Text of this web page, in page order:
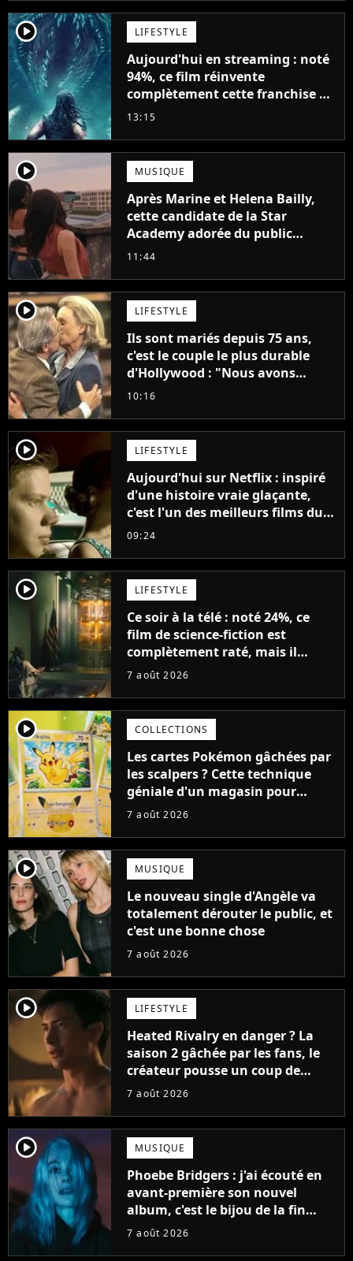
player2 LIFESTYLE
Aujourd'hui en streaming : noté
94%, ce film réinvente
complètement cette franchise de
science-fiction vieille de 40 ans
13:15
player2 MUSIQUE
Après Marine et Helena Bailly,
cette candidate de la Star
Academy adorée du public
annonce son premier album,
11:44
player2 LIFESTYLE
Ils sont mariés depuis 75 ans,
c'est le couple le plus durable
d'Hollywood : "Nous avons
avancé jour après jour, et les
décennies"
10:16
player2 LIFESTYLE
Aujourd'hui sur Netflix : inspiré
d'une histoire vraie glaçante,
c'est l'un des meilleurs films du
21ème siècle
09:24
player2 LIFESTYLE
Ce soir à la télé : noté 24%, ce
film de science-fiction est
complètement raté, mais il
aurait pu être encore pire à
7 août 2026
player2 COLLECTIONS
Les cartes Pokémon gâchées par
les scalpers ? Cette technique
géniale d'un magasin pour
ruiner les revendeurs
7 août 2026
player2 MUSIQUE
Le nouveau single d'Angèle va
totalement dérouter le public, et
c'est une bonne chose
7 août 2026
player2 LIFESTYLE
Heated Rivalry en danger ? La
saison 2 gâchée par les fans, le
créateur pousse un coup de
gueule
7 août 2026
player2 MUSIQUE
Phoebe Bridgers : j'ai écouté en
avant-première son nouvel
album, c'est le bijou de la fin
d'été
7 août 2026